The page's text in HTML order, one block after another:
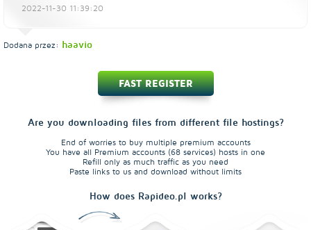
2022-11-30 11:39:20
Dodana przez: haavio
FAST REGISTER
Are you downloading files from different file hostings?
End of worries to buy multiple premium accounts
You have all Premium accounts (68 services) hosts in one
Refill only as much traffic as you need
Paste links to us and download without limits
How does Rapideo.pl works?